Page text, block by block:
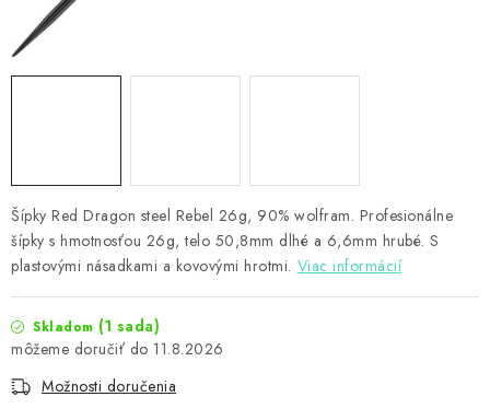
TERČE A ŠÍPKY
Kontakty Hodnotenie obchodu
Šípky Red Dragon steel Rebel 26g, 90% wolfram. Profesionálne
šípky s hmotnosťou 26g, telo 50,8mm dlhé a 6,6mm hrubé. S
plastovými násadkami a kovovými hrotmi. Viac informácií
Skladom (1 sada)
11.8.2026
Možnosti doručenia